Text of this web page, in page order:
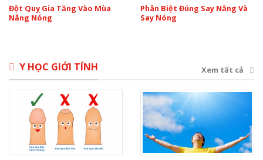
Đột Quỵ Gia Tăng Vào Mùa
Nắng Nóng
Phân Biệt Đúng Say Nắng Và
Say Nóng
Y HỌC GIỚI TÍNH Xem tất cả